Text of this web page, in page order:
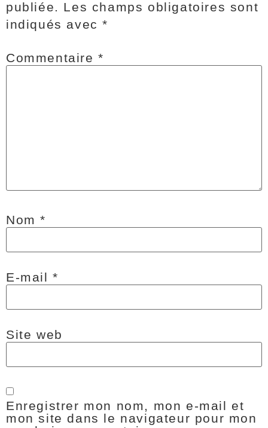
publiée. Les champs obligatoires sont
indiqués avec*
Commentaire*
Nom*
E-mail*
Site web
Enregistrer mon nom, mon e-mail et
mon site dans le navigateur pour mon